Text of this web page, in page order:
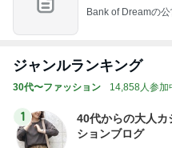
Bank of Dreamの
ジャンルランキング
30代〜ファッション 14,858人参加
1
40代からの大人カ
ションブログ